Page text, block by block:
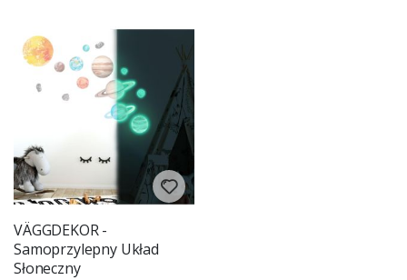
VÄGGDEKOR -
Samoprzylepny Układ
Słoneczny